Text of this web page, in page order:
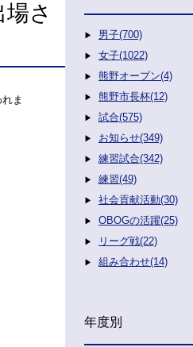
さ
ま
男子(700)
女子(1022)
熊野オープン(4)
熊野市長杯(12)
試合(575)
お知らせ(349)
練習試合(342)
練習(49)
社会貢献活動(30)
OBOGの活躍(25)
リーグ戦(22)
組み合わせ(14)
年度別